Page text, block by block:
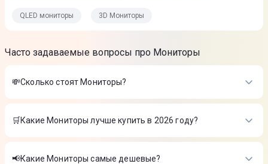
QLED мониторы 3D Мониторы
Часто задаваемые вопросы про Мониторы
💸Сколько стоят Мониторы?
Стоимость товаров в категории Мониторы в интернет-
магазине Цитрус
Монитор Acer 24,5" EK251QP6bi UM.KE1EE.601-4 400 ₴
Монитор MSI 23,8" PRO MP243W E14
🛒Какие Мониторы лучше купить в 2026 году?
Самые лучшие Мониторы в 2026 году по мнению интернет-
магазина Цитрус
📢Какие Мониторы самые дешевые?